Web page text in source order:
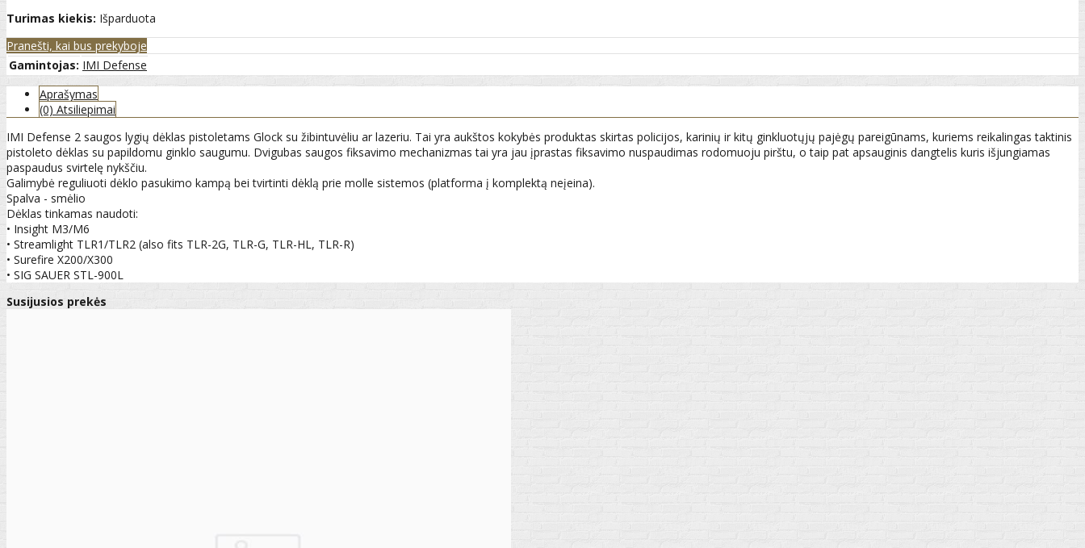
Turimas kiekis: Išparduota
Pranešti, kai bus prekyboje
Gamintojas: IMI Defense
Aprašymas
(0) Atsiliepimai
IMI Defense 2 saugos lygių dėklas pistoletams Glock su žibintuvėliu ar lazeriu. Tai yra aukštos kokybės produktas skirtas policijos, karinių ir kitų ginkluotųjų pajėgų pareigūnams, kuriems reikalingas taktinis
pistoleto dėklas su papildomu ginklo saugumu. Dvigubas saugos fiksavimo mechanizmas tai yra jau įprastas fiksavimo nuspaudimas rodomuoju pirštu, o taip pat apsauginis dangtelis kuris išjungiamas
paspaudus svirtelę nykščiu.
Galimybė reguliuoti dėklo pasukimo kampą bei tvirtinti dėklą prie molle sistemos (platforma į komplektą neįeina).
Spalva - smėlio
Dėklas tinkamas naudoti:
• Insight M3/M6
• Streamlight TLR1/TLR2 (also fits TLR-2G, TLR-G, TLR-HL, TLR-R)
• Surefire X200/X300
• SIG SAUER STL-900L
Susijusios prekės